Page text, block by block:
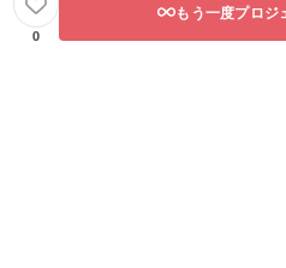
0
もう一度プロジ